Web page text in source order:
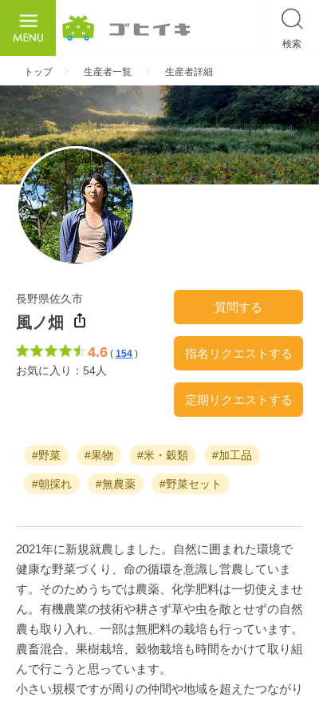
検索
トップ 生産者一覧 生産者詳細
長野県佐久市
風ノ畑
4.6 ( 154 )
お気に入り：54人
質問する
指名リクエストする
定期リクエストする
#野菜 #果物 #米・穀類 #加工品
#朝採れ #無農薬 #野菜セット
2021年に新規就農しました。自然に囲まれた環境で
健康な野菜づくり、命の循環を意識し営農していま
す。そのためうちでは農薬、化学肥料は一切使えませ
ん。有機農業の技術や耕さず草や虫を敵とせずの自然
農も取り入れ、一部は無肥料の栽培も行っています。
農畜混合、果樹栽培、穀物栽培も時間をかけて取り組
んで行こうと思っています。
小さい規模ですが周りの仲間や地域を超えたつながり